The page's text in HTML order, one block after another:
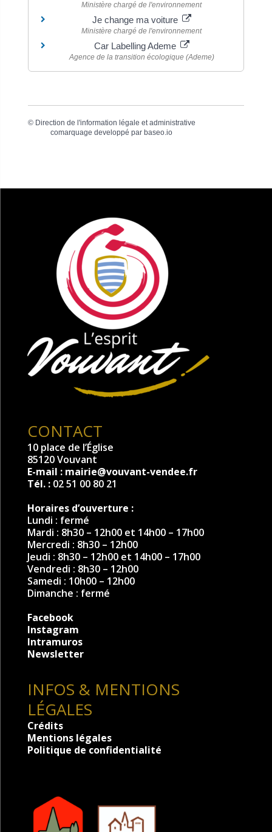
Ministère chargé de l'environnement
Je change ma voiture
Ministère chargé de l'environnement
Car Labelling Ademe
Agence de la transition écologique (Ademe)
© Direction de l'information légale et administrative
comarquage developpé parbaseo.io
CONTACT
10 place de l’Église
85120 Vouvant
E-mail : mairie@vouvant-vendee.fr
Tél. : 02 51 00 80 21
Horaires d’ouverture :
Lundi : fermé
Mardi : 8h30 – 12h00 et 14h00 – 17h00
Mercredi : 8h30 – 12h00
Jeudi : 8h30 – 12h00 et 14h00 – 17h00
Vendredi : 8h30 – 12h00
Samedi : 10h00 – 12h00
Dimanche : fermé
Facebook
Instagram
Intramuros
Newsletter
INFOS & MENTIONS
LÉGALES
Crédits
Mentions légales
Politique de confidentialité